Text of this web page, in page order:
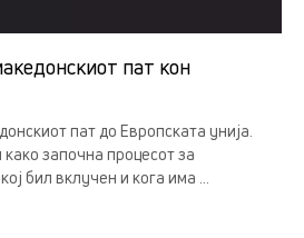
пат кон
пат до Европската унија.
започна процесот за
бил вклучен и кога има ...